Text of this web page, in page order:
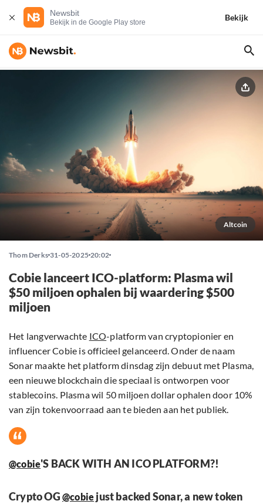
Newsbit
Bekijk in de Google Play store
Bekijk
Altcoin
Thom Derks 31-05-2025 20:02
Cobie lanceert ICO-platform: Plasma wil
$50 miljoen ophalen bij waardering $500
miljoen
Het langverwachte ICO-platform van cryptopionier en
influencer Cobie is officieel gelanceerd. Onder de naam
Sonar maakte het platform dinsdag zijn debuut met Plasma,
een nieuwe blockchain die speciaal is ontworpen voor
stablecoins. Plasma wil 50 miljoen dollar ophalen door 10%
van zijn tokenvoorraad aan te bieden aan het publiek.
@cobie'S BACK WITH AN ICO PLATFORM?!
Crypto OG @cobie just backed Sonar, a new token